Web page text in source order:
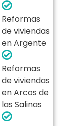
Reformas
de viviendas
en Argente
Reformas
de viviendas
en Arcos de
las Salinas